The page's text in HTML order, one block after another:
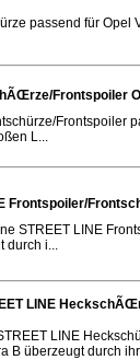
passend für Opel
Frontspoiler
Frontspoiler
L...
Frontspoiler/
STREET LINE
durch i...
LINE
LINE
B überzeugt durch